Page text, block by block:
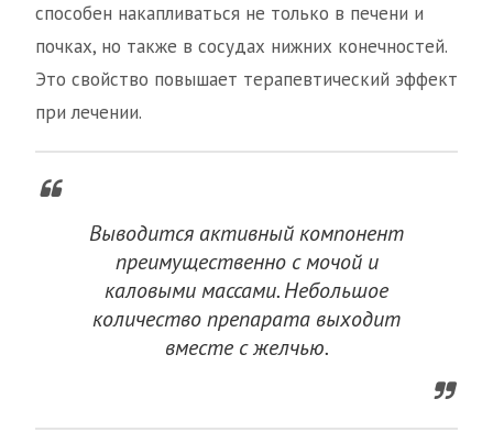
способен накапливаться не только в печени и
почках, но также в сосудах нижних конечностей.
Это свойство повышает терапевтический эффект
при лечении.
Выводится активный компонент
преимущественно с мочой и
каловыми массами. Небольшое
количество препарата выходит
вместе с желчью.